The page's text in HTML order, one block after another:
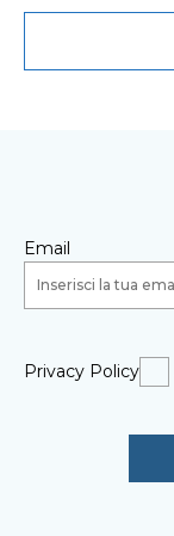
Email
Privacy Policy